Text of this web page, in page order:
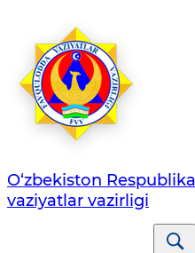
O‘zbеkistоn
vaziyatlar vazirligi